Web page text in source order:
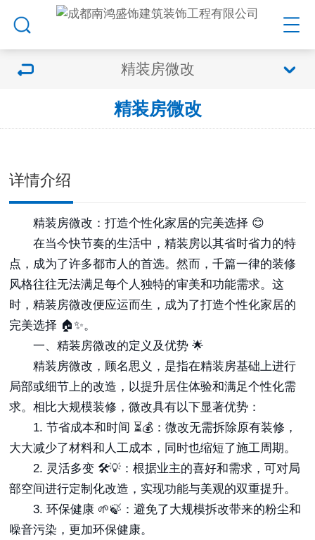
精装房微改
精装房微改
详情介绍
精装房微改：打造个性化家居的完美选择 😊
在当今快节奏的生活中，精装房以其省时省力的特
点，成为了许多都市人的首选。然而，千篇一律的装修
风格往往无法满足每个人独特的审美和功能需求。这
时，精装房微改便应运而生，成为了打造个性化家居的
完美选择 🏠✨。
一、精装房微改的定义及优势 🌟
精装房微改，顾名思义，是指在精装房基础上进行
局部或细节上的改造，以提升居住体验和满足个性化需
求。相比大规模装修，微改具有以下显著优势：
1. 节省成本和时间 ⏳💰：微改无需拆除原有装修，
大大减少了材料和人工成本，同时也缩短了施工周期。
2. 灵活多变 🛠️💡：根据业主的喜好和需求，可对局
部空间进行定制化改造，实现功能与美观的双重提升。
3. 环保健康 🌱🍃：避免了大规模拆改带来的粉尘和
噪音污染，更加环保健康。